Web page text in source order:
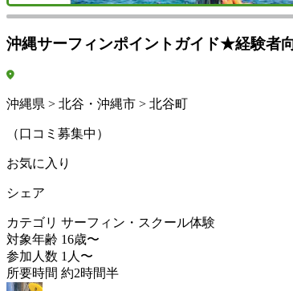
沖縄サーフィンポイントガイド★経験者
沖縄県 > 北谷・沖縄市 > 北谷町
（口コミ募集中）
お気に入り
シェア
カテゴリ サーフィン・スクール体験
対象年齢 16歳〜
参加人数 1人〜
所要時間 約2時間半